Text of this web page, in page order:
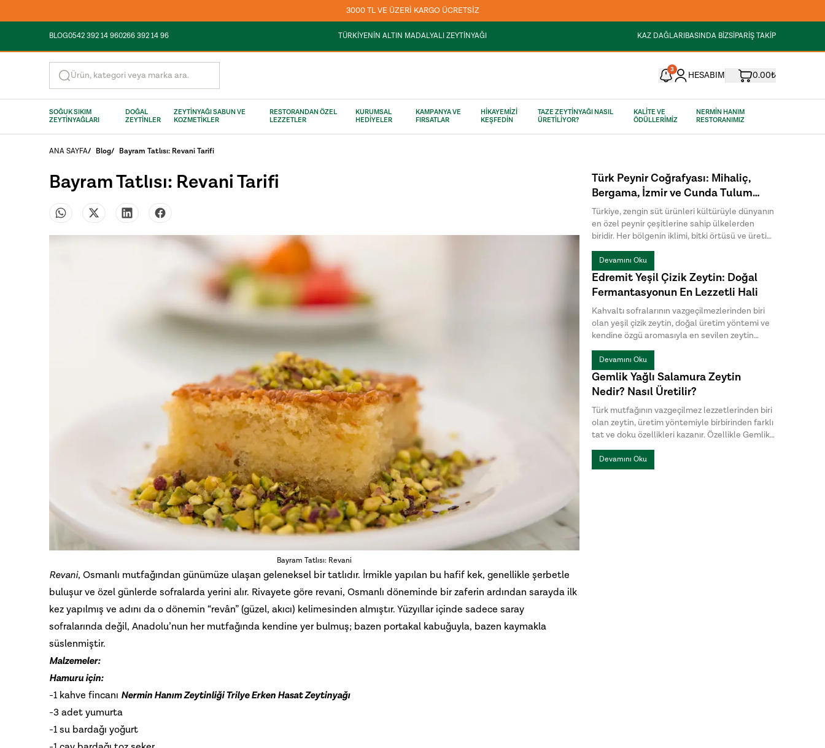
3000 TL VE ÜZERİ KARGO ÜCRETSİZ
BLOG0542 392 14 960266 392 14 96 TÜRKİYENİN ALTIN MADALYALI ZEYTİNYAĞI KAZ DAĞLARIBASINDA BİZSİPARİŞ TAKİP
Ürün, kategori veya marka ara.
3
HESABIM 0.00₺
SOĞUK SIKIM
ZEYTİNYAĞLARI
DOĞAL
ZEYTİNLER
ZEYTİNYAĞI SABUN VE
KOZMETİKLER
RESTORANDAN ÖZEL
LEZZETLER
KURUMSAL
HEDİYELER
KAMPANYA VE
FIRSATLAR
HİKAYEMİZİ
KEŞFEDİN
TAZE ZEYTİNYAĞI NASIL
ÜRETİLİYOR?
KALİTE VE
ÖDÜLLERİMİZ
NERMİN HANIM
RESTORANIMIZ
ANA SAYFA/ Blog/ Bayram Tatlısı: Revani Tarifi
Bayram Tatlısı: Revani Tarifi
Bayram Tatlısı: Revani
Revani, Osmanlı mutfağından günümüze ulaşan geleneksel bir tatlıdır. İrmikle yapılan bu hafif kek, genellikle şerbetle
buluşur ve özel günlerde sofralarda yerini alır. Rivayete göre revani, Osmanlı döneminde bir zaferin ardından sarayda ilk
kez yapılmış ve adını da o dönemin “revân” (güzel, akıcı) kelimesinden almıştır. Yüzyıllar içinde sadece saray
sofralarında değil, Anadolu’nun her mutfağında kendine yer bulmuş; bazen portakal kabuğuyla, bazen kaymakla
süslenmiştir.
Malzemeler:
Hamuru için:
-1 kahve fincanı Nermin Hanım Zeytinliği Trilye Erken Hasat Zeytinyağı
-3 adet yumurta
-1 su bardağı yoğurt
Türk Peynir Coğrafyası: Mihaliç,
Bergama, İzmir ve Cunda Tulum
Peynirleri Arasındaki Farklar
Türkiye, zengin süt ürünleri kültürüyle dünyanın
en özel peynir çeşitlerine sahip ülkelerden
biridir. Her bölgenin iklimi, bitki örtüsü ve üretim
geleneği, peynirlere kendine özgü bir karakter
kazandırır. Türk peynirleri arasında öne çıkan
Mihaliç peyniri, Bergama Tulum, İzmir Tulum ve
Cunda Tulum ise hem üretim yöntemleri hem
de lezzet profilleriyle birbirinden ayrılır.
Devamını Oku
Edremit Yeşil Çizik Zeytin: Doğal
Fermantasyonun En Lezzetli Hali
Kahvaltı sofralarının vazgeçilmezlerinden biri
olan yeşil çizik zeytin, doğal üretim yöntemi ve
kendine özgü aromasıyla en sevilen zeytin
çeşitleri arasında yer alır. Özellikle Edremit
Körfezi'nde yetişen zeytinlerden hazırlanan
Edremit yeşil çizik zeytin, doğal fermantasyon
süreci sayesinde tazeliğini ve karakteristik
lezzetini korur.
Devamını Oku
Gemlik Yağlı Salamura Zeytin
Nedir? Nasıl Üretilir?
Türk mutfağının vazgeçilmez lezzetlerinden biri
olan zeytin, üretim yöntemiyle birbirinden farklı
tat ve doku özellikleri kazanır. Özellikle Gemlik
yağlı salamura ve kuru sele zeytin, siyah zeytin
denildiğinde en çok tercih edilen iki geleneksel
üretim yöntemidir. Her ikisi de aynı zeytin
Devamını Oku